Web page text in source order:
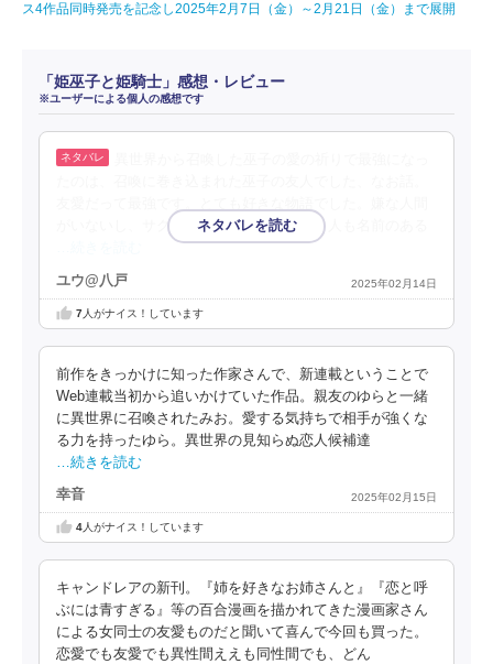
ス4作品同時発売を記念し2025年2月7日（金）～2月21日（金）まで展開
「姫巫子と姫騎士」感想・レビュー
※ユーザーによる個人の感想です
がいないし、サクッと読めるし、メイン４人も名前のある
ユウ@八戸 2025年02月14日
7人がナイス！しています
前作をきっかけに知った作家さんで、新連載ということで
Web連載当初から追いかけていた作品。親友のゆらと一緒
に異世界に召喚されたみお。愛する気持ちで相手が強くな
る力を持ったゆら。異世界の見知らぬ恋人候補達
…続きを読む
幸音 2025年02月15日
4人がナイス！しています
キャンドレアの新刊。『姉を好きなお姉さんと』『恋と呼
ぶには青すぎる』等の百合漫画を描かれてきた漫画家さん
による女同士の友愛ものだと聞いて喜んで今回も買った。
恋愛でも友愛でも異性間ええも同性間でも、どん